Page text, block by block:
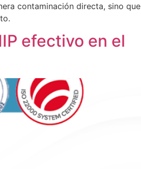
contaminación directa, sino que
efectivo en el